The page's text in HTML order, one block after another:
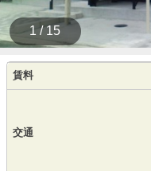
1 / 15
賃料
交通